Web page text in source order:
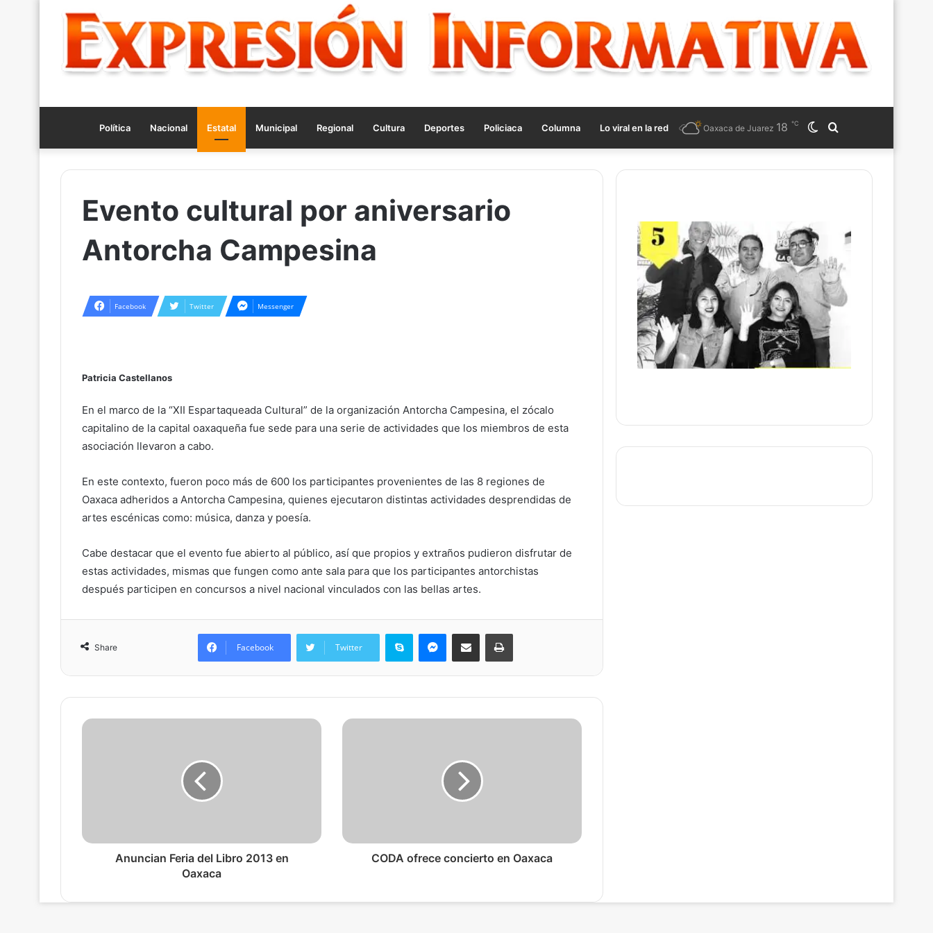
Política Nacional Estatal Municipal Regional Cultura Deportes Policiaca Columna Lo viral en la red
for
Switch
skin
Oaxaca de Juarez 18 ℃
Evento cultural por aniversario
Antorcha Campesina
Facebook Twitter Messenger
Patricia Castellanos
En el marco de la “XII Espartaqueada Cultural” de la organización Antorcha Campesina, el zócalo
capitalino de la capital oaxaqueña fue sede para una serie de actividades que los miembros de esta
asociación llevaron a cabo.
En este contexto, fueron poco más de 600 los participantes provenientes de las 8 regiones de
Oaxaca adheridos a Antorcha Campesina, quienes ejecutaron distintas actividades desprendidas de
artes escénicas como: música, danza y poesía.
Cabe destacar que el evento fue abierto al público, así que propios y extraños pudieron disfrutar de
estas actividades, mismas que fungen como ante sala para que los participantes antorchistas
después participen en concursos a nivel nacional vinculados con las bellas artes.
Share Facebook Twitter
Skype Messenger
Share via Email Print
Anuncian Feria del Libro 2013 en
Oaxaca
CODA ofrece concierto en Oaxaca